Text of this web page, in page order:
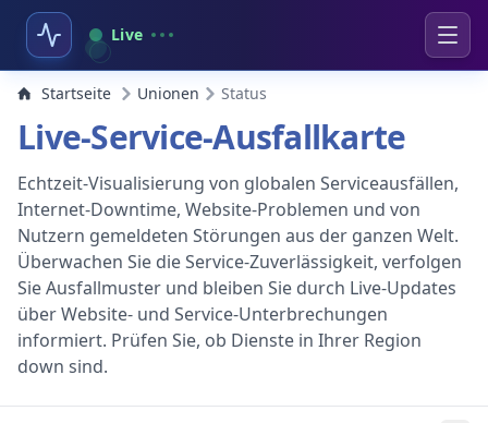
Live
Startseite Unionen Status
Live-Service-Ausfallkarte
Echtzeit-Visualisierung von globalen Serviceausfällen,
Internet-Downtime, Website-Problemen und von
Nutzern gemeldeten Störungen aus der ganzen Welt.
Überwachen Sie die Service-Zuverlässigkeit, verfolgen
Sie Ausfallmuster und bleiben Sie durch Live-Updates
über Website- und Service-Unterbrechungen
informiert. Prüfen Sie, ob Dienste in Ihrer Region
down sind.